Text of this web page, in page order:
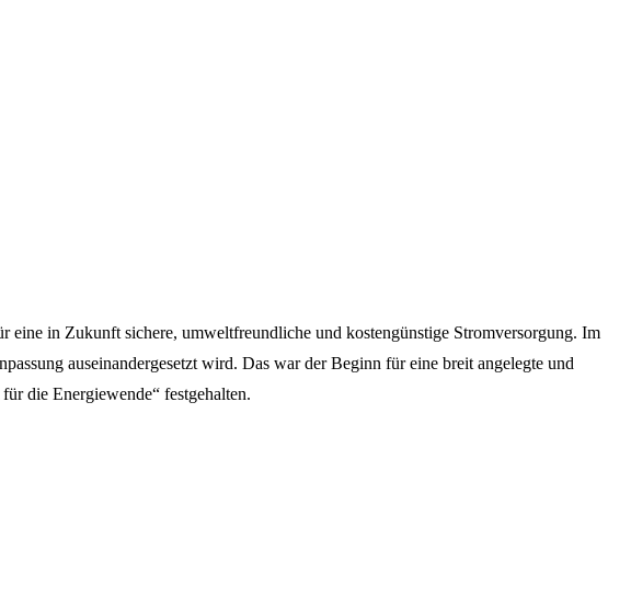
eine in Zukunft sichere, umweltfreundliche und kostengünstige Stromversorgung. Im
auseinandergesetzt wird. Das war der Beginn für eine breit angelegte und
die Energiewende“ festgehalten.